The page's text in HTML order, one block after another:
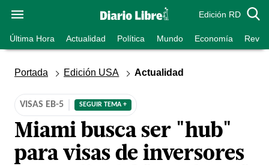
Edición RD
Última Hora Actualidad Política Mundo Economía
Portada Edición USA Actualidad
VISAS EB-5 SEGUIR TEMA +
Miami busca ser "hub"
para visas de inversores